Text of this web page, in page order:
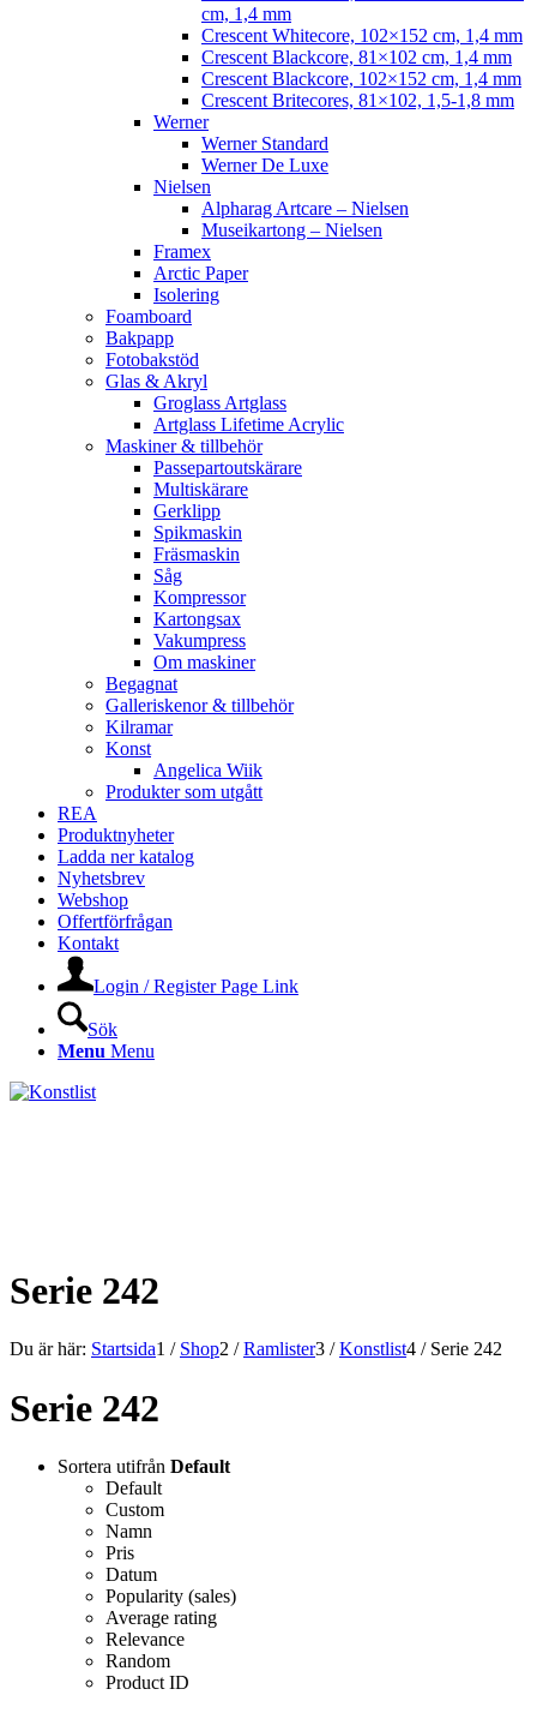
cm, 1,4 mm
Crescent Whitecore, 102×152 cm, 1,4 mm
Crescent Blackcore, 81×102 cm, 1,4 mm
Crescent Blackcore, 102×152 cm, 1,4 mm
Crescent Britecores, 81×102, 1,5-1,8 mm
Werner
Werner Standard
Werner De Luxe
Nielsen
Alpharag Artcare – Nielsen
Museikartong – Nielsen
Framex
Arctic Paper
Isolering
Foamboard
Bakpapp
Fotobakstöd
Glas & Akryl
Groglass Artglass
Artglass Lifetime Acrylic
Maskiner & tillbehör
Passepartoutskärare
Multiskärare
Gerklipp
Spikmaskin
Fräsmaskin
Såg
Kompressor
Kartongsax
Vakumpress
Om maskiner
Begagnat
Galleriskenor & tillbehör
Kilramar
Konst
Angelica Wiik
Produkter som utgått
REA
Produktnyheter
Ladda ner katalog
Nyhetsbrev
Webshop
Offertförfrågan
Kontakt
Login / Register Page Link
Sök
Menu Menu
Serie 242
Du är här: Startsida1 / Shop2 / Ramlister3 / Konstlist4 / Serie 242
Serie 242
Sortera utifrån Default
Default
Custom
Namn
Pris
Datum
Popularity (sales)
Average rating
Relevance
Random
Product ID